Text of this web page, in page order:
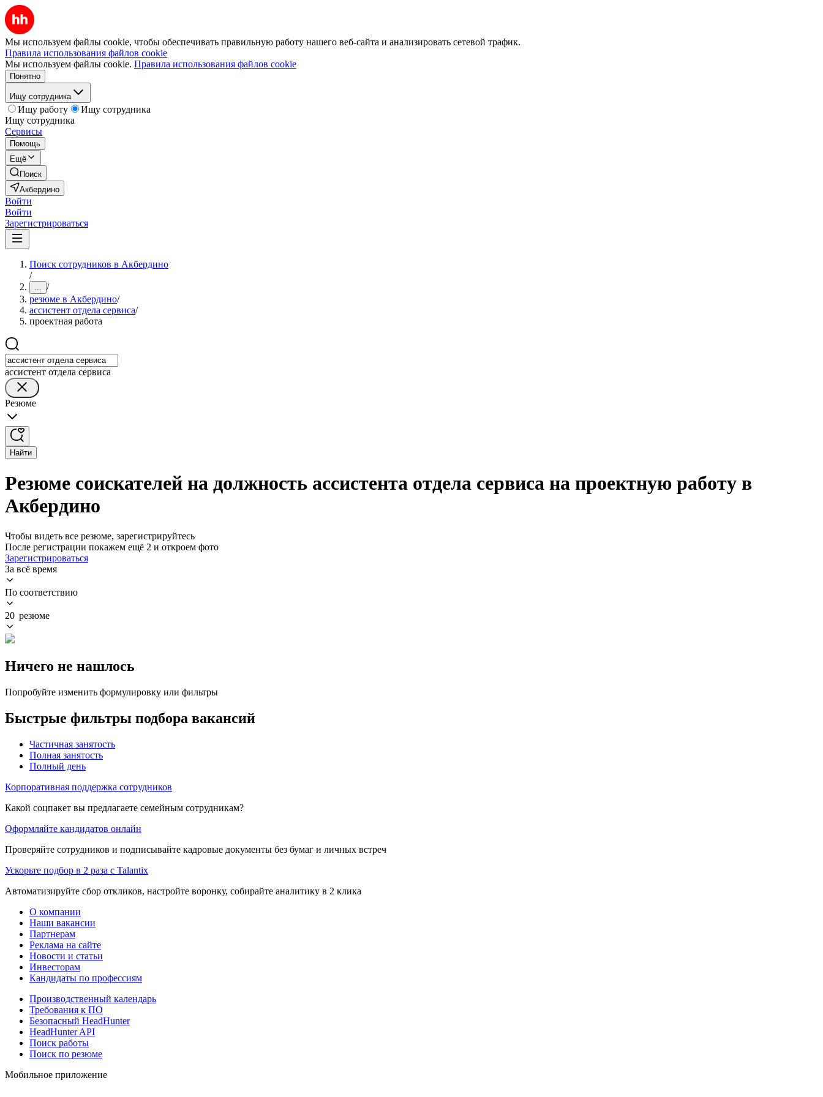
Мы используем файлы cookie, чтобы обеспечивать правильную работу нашего веб-сайта и анализировать сетевой трафик.
Правила использования файлов cookie
Мы используем файлы cookie. Правила использования файлов cookie
Понятно
Ищу сотрудника
Ищу работу
Ищу сотрудника
Ищу сотрудника
Сервисы
Помощь
Ещё
Поиск
Акбердино
Войти
Войти
Зарегистрироваться
Поиск сотрудников в Акбердино
/
... /
резюме в Акбердино/
ассистент отдела сервиса/
проектная работа
ассистент отдела сервиса
Резюме
Найти
Резюме соискателей на должность ассистента отдела сервиса на проектную работу в
Акбердино
Чтобы видеть все резюме, зарегистрируйтесь
После регистрации покажем ещё 2 и откроем фото
Зарегистрироваться
За всё время
По соответствию
20 резюме
Ничего не нашлось
Попробуйте изменить формулировку или фильтры
Быстрые фильтры подбора вакансий
Частичная занятость
Полная занятость
Полный день
Корпоративная поддержка сотрудников
Какой соцпакет вы предлагаете семейным сотрудникам?
Оформляйте кандидатов онлайн
Проверяйте сотрудников и подписывайте кадровые документы без бумаг и личных встреч
Ускорьте подбор в 2 раза с Talantix
Автоматизируйте сбор откликов, настройте воронку, собирайте аналитику в 2 клика
О компании
Наши вакансии
Партнерам
Реклама на сайте
Новости и статьи
Инвесторам
Кандидаты по профессиям
Производственный календарь
Требования к ПО
Безопасный HeadHunter
HeadHunter API
Поиск работы
Поиск по резюме
Мобильное приложение